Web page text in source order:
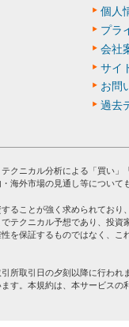
個人
プラ
会社
サイ
お問
過去
クニカル分析による「買い
海外市場の見通し等につい
ることが強く求められており
テクニカル予想であり、投
を保証するものではなく、
所取引日の夕刻以降に行われ
す。本規約は、本サービスの